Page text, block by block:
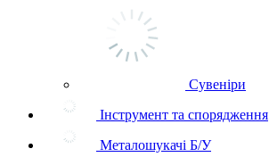
Сувеніри
Інструмент та спорядження
Металошукачі Б/У